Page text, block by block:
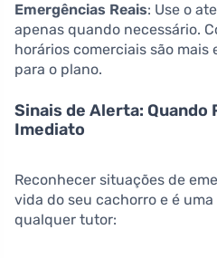
Emergências Reais: Use o
apenas quando necessário.
horários comerciais são mais
para o plano.
Sinais de Alerta:
Imediato
Reconhecer situações de
vida do seu cachorro e é
qualquer tutor: